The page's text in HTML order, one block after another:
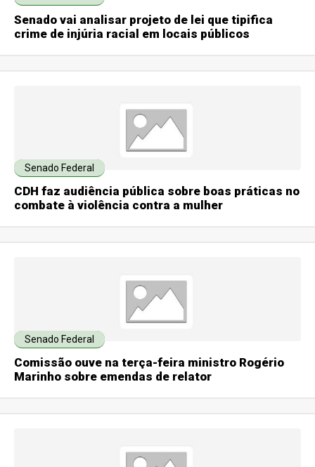
Senado vai analisar projeto de lei que tipifica
crime de injúria racial em locais públicos
Senado Federal
CDH faz audiência pública sobre boas práticas no
combate à violência contra a mulher
Senado Federal
Comissão ouve na terça-feira ministro Rogério
Marinho sobre emendas de relator